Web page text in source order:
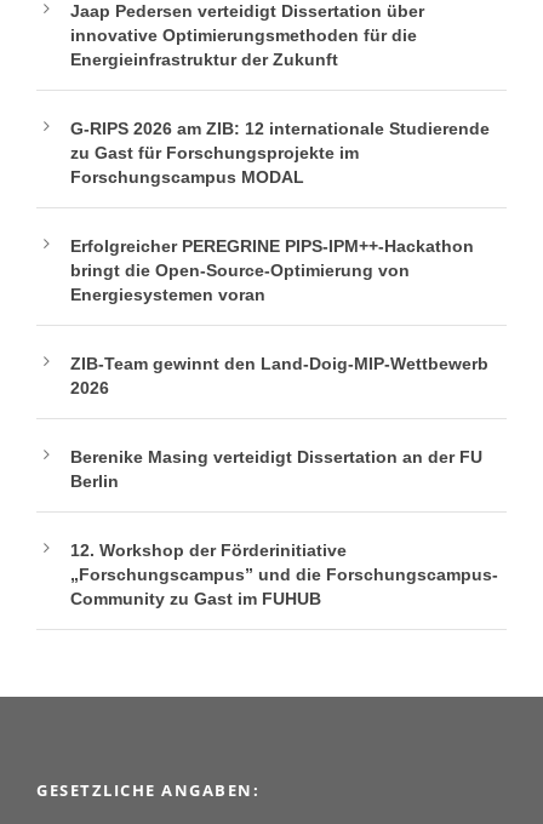
Jaap Pedersen verteidigt Dissertation über
innovative Optimierungsmethoden für die
Energieinfrastruktur der Zukunft
G-RIPS 2026 am ZIB: 12 internationale Studierende
zu Gast für Forschungsprojekte im
Forschungscampus MODAL
Erfolgreicher PEREGRINE PIPS-IPM++-Hackathon
bringt die Open-Source-Optimierung von
Energiesystemen voran
ZIB-Team gewinnt den Land-Doig-MIP-Wettbewerb
2026
Berenike Masing verteidigt Dissertation an der FU
Berlin
12. Workshop der Förderinitiative
„Forschungscampus” und die Forschungscampus-
Community zu Gast im FUHUB
GESETZLICHE ANGABEN: